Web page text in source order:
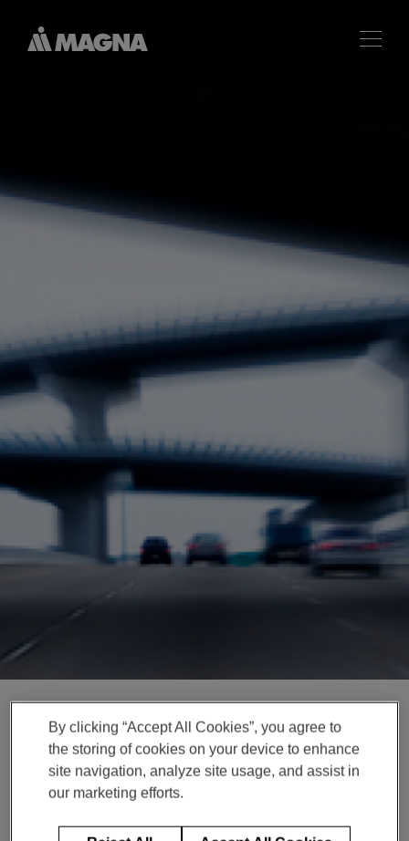
search
terms
News Release
麦格纳斩获一家欧洲汽车制
By clicking “Accept All Cookies”, you agree to
the storing of cookies on your device to enhance
site navigation, analyze site usage, and assist in
our marketing efforts.